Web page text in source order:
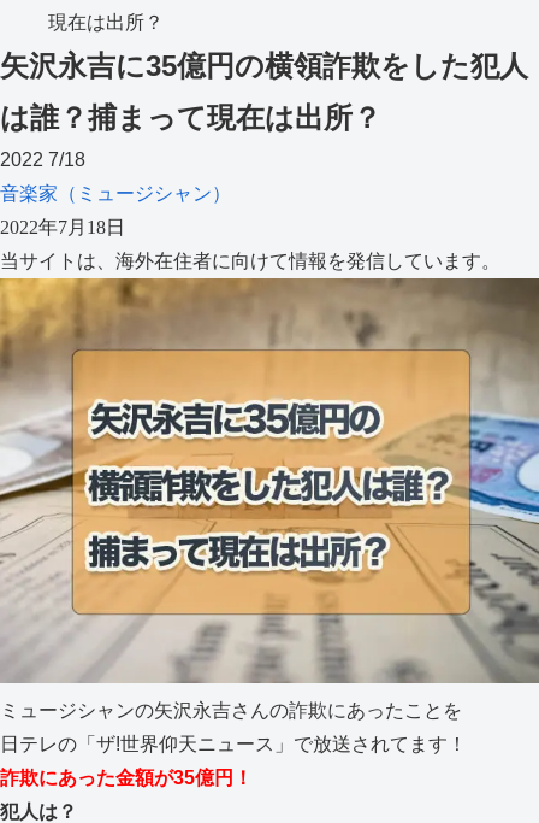
現在は出所？
矢沢永吉に35億円の横領詐欺をした犯人
は誰？捕まって現在は出所？
2022 7/18
音楽家（ミュージシャン）
2022年7月18日
当サイトは、海外在住者に向けて情報を発信しています。
ミュージシャンの矢沢永吉さんの詐欺にあったことを
日テレの「ザ!世界仰天ニュース」で放送されてます！
詐欺にあった金額が35億円！
犯人は？